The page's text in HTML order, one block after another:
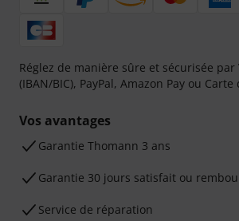
Réglez de manière sûre et sécurisée
(IBAN/BIC), PayPal, Amazon Pay ou
Vos avantages
Ga­ran­tie Thomann 3 ans
Garantie 30 jours satisfait ou
Service de réparation